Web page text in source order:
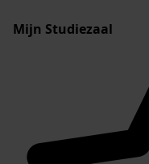
Mijn Studiezaal